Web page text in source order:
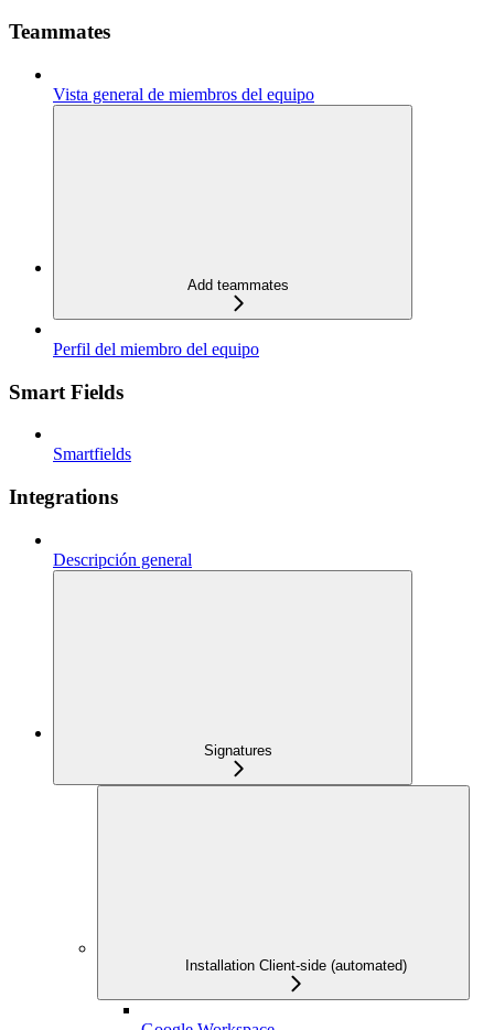
Teammates
Vista general de miembros del equipo
Add teammates
Perfil del miembro del equipo
Smart Fields
Smartfields
Integrations
Descripción general
Signatures
Installation Client-side (automated)